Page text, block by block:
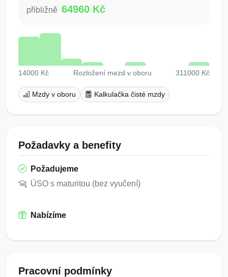
přibližně 64960 Kč
14000 Kč Rozložení mezd v oboru 311000 Kč
Mzdy v oboru Kalkulačka čisté mzdy
Požadavky a benefity
Požadujeme
ÚSO s maturitou (bez vyučení)
Nabízíme
Pracovní podmínky